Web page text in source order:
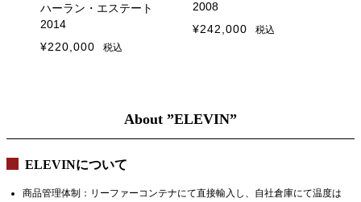
ハーラン・エステート
2014
¥220,000 税込
2008
¥242,000 税込
About ”ELEVIN”
ELEVINについて
商品管理体制：リーファーコンテナにて直接輸入し、自社倉庫にて温度は